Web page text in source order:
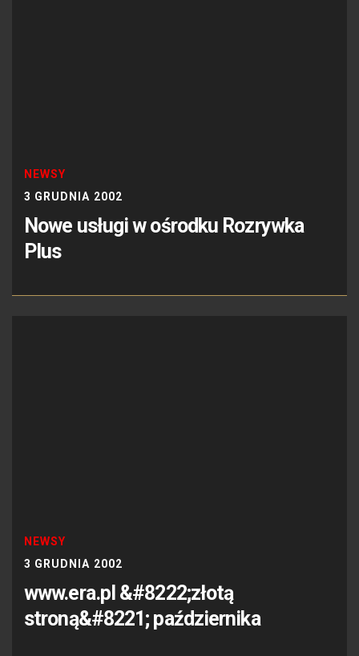
NEWSY
3 GRUDNIA 2002
Nowe usługi w ośrodku Rozrywka
Plus
NEWSY
3 GRUDNIA 2002
www.era.pl &#8222;złotą
stroną&#8221; października